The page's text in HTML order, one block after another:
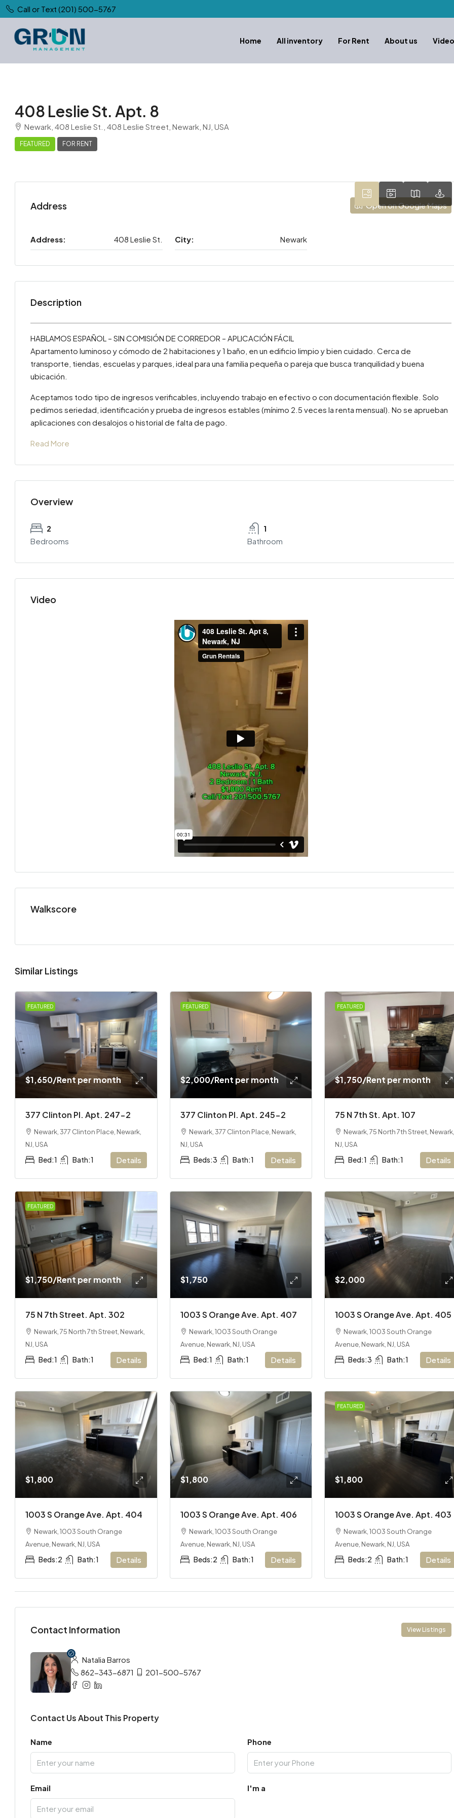
Call or Text (201) 500-5767
Home All inventory For Rent About us
408 Leslie St. Apt. 8
Newark, 408 Leslie St., 408 Leslie Street, Newark, NJ, USA
FEATURED FOR RENT
Address Open on Google Maps
Address: 408 Leslie St. City: Newark
Description
HABLAMOS ESPAÑOL – SIN COMISIÓN DE CORREDOR – APLICACIÓN FÁCIL
Apartamento luminoso y cómodo de 2 habitaciones y 1 baño, en un edificio limpio y bien cuidado. Cerca de
transporte, tiendas, escuelas y parques, ideal para una familia pequeña o pareja que busca tranquilidad y buena
ubicación.
Aceptamos todo tipo de ingresos verificables, incluyendo trabajo en efectivo o con documentación flexible. Solo
pedimos seriedad, identificación y prueba de ingresos estables (mínimo 2.5 veces la renta mensual). No se aprueban
aplicaciones con desalojos o historial de falta de pago.
Read More
Overview
2
Bedrooms
1
Bathroom
Video
Walkscore
Similar Listings
FEATURED
$1,650/Rent per month
377 Clinton Pl. Apt. 247-2
Newark, 377 Clinton Place, Newark,
NJ, USA
Bed:1 Bath:1 Details
FEATURED
$2,000/Rent per month
377 Clinton Pl. Apt. 245-2
Newark, 377 Clinton Place, Newark,
NJ, USA
Beds:3 Bath:1 Details
FEATURED
$1,750/Rent per month
75 N 7th St. Apt. 107
Newark, 75 North 7th Street,
NJ, USA
Bed:1 Bath:1 Details
FEATURED
$1,750/Rent per month
75 N 7th Street. Apt. 302
Newark, 75 North 7th Street, Newark,
NJ, USA
Bed:1 Bath:1 Details
$1,750
1003 S Orange Ave. Apt. 407
Newark, 1003 South Orange
Avenue, Newark, NJ, USA
Bed:1 Bath:1 Details
$2,000
1003 S Orange Ave. Apt. 405
Newark, 1003 South Orange
Avenue, Newark, NJ, USA
Beds:3 Bath:1 Details
$1,800
1003 S Orange Ave. Apt. 404
Newark, 1003 South Orange
Avenue, Newark, NJ, USA
Beds:2 Bath:1 Details
$1,800
1003 S Orange Ave. Apt. 406
Newark, 1003 South Orange
Avenue, Newark, NJ, USA
Beds:2 Bath:1 Details
FEATURED
$1,800
1003 S Orange Ave. Apt. 403
Newark, 1003 South Orange
Avenue, Newark, NJ, USA
Beds:2 Bath:1 Details
Contact Information View Listings
Natalia Barros
862-343-6871
201-500-5767
Contact Us About This Property
Name Phone
Email I'm a